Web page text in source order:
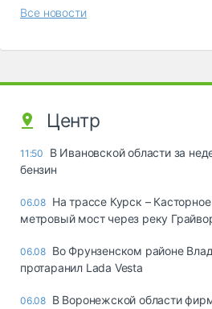
Все новости
Центр
11:50
В Ивановской области за
бензин
06.08 На трассе Курск –
метровый мост через реку
06.08 Во Фрунзенском районе
протаранил Lada Vesta
06.08 В Воронежской области